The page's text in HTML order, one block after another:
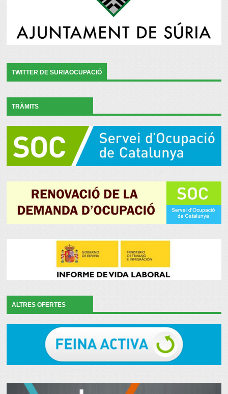
TWITTER DE SURIAOCUPACIÓ
TRÀMITS
ALTRES OFERTES